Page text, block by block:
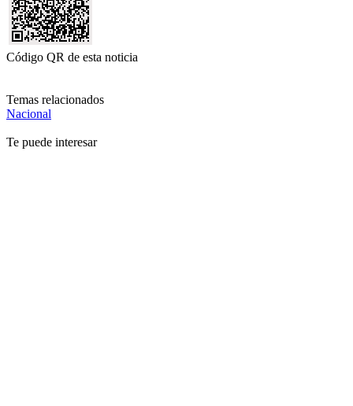
Código QR de esta noticia
Temas relacionados
Nacional
Te puede interesar